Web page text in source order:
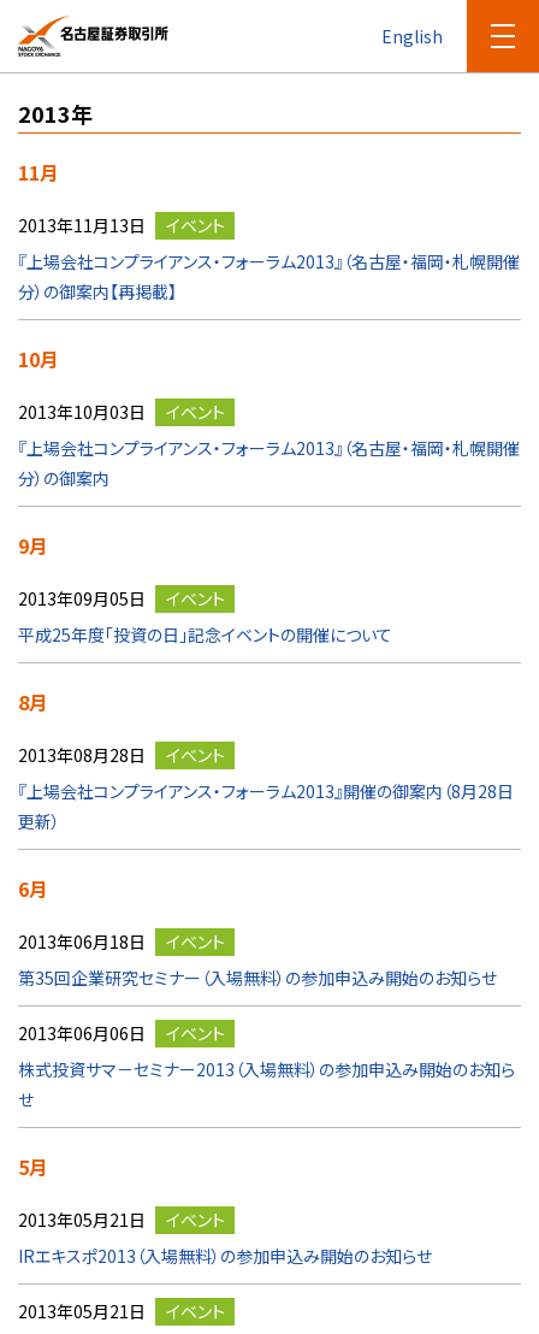
English
2013年
11月
2013年11月13日
イベント
『上場会社コンプライアンス・フォーラム2013』（名古屋・福岡・札幌開催
分）の御案内【再掲載】
10月
2013年10月03日
イベント
『上場会社コンプライアンス・フォーラム2013』（名古屋・福岡・札幌開催
分）の御案内
9月
2013年09月05日
イベント
平成25年度「投資の日」記念イベントの開催について
8月
2013年08月28日
イベント
『上場会社コンプライアンス・フォーラム2013』開催の御案内（8月28日
更新）
6月
2013年06月18日
イベント
第35回企業研究セミナー（入場無料）の参加申込み開始のお知らせ
2013年06月06日
イベント
株式投資サマ－セミナー2013（入場無料）の参加申込み開始のお知ら
せ
5月
2013年05月21日
イベント
IRエキスポ2013（入場無料）の参加申込み開始のお知らせ
2013年05月21日
イベント